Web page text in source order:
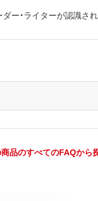
ー・ライターが認識され
品のすべてのFAQから